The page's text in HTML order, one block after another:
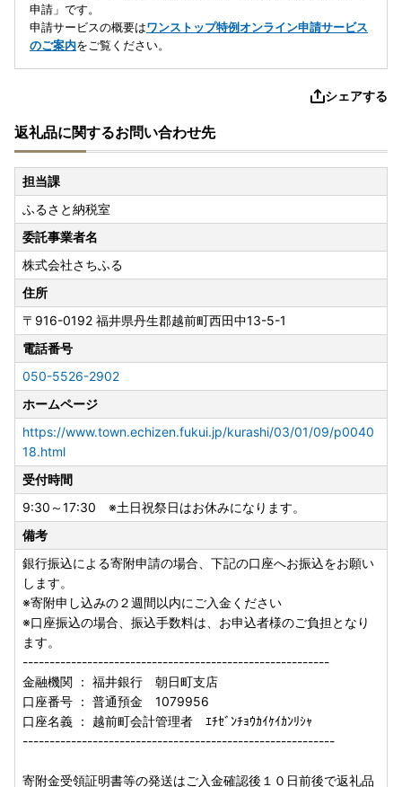
申請」です。
申請サービスの概要はワンストップ特例オンライン申請サービス
のご案内をご覧ください。
シェアする
返礼品に関するお問い合わせ先
担当課
ふるさと納税室
委託事業者名
株式会社さちふる
住所
〒916-0192 福井県丹生郡越前町西田中13-5-1
電話番号
050-5526-2902
ホームページ
https://www.town.echizen.fukui.jp/kurashi/03/01/09/p0040
18.html
受付時間
9:30～17:30 ※土日祝祭日はお休みになります。
備考
銀行振込による寄附申請の場合、下記の口座へお振込をお願い
します。
※寄附申し込みの２週間以内にご入金ください
※口座振込の場合、振込手数料は、お申込者様のご負担となり
ます。
---------------------------------------------------------
金融機関 ： 福井銀行 朝日町支店
口座番号 ： 普通預金 1079956
口座名義 ： 越前町会計管理者 ｴﾁｾﾞﾝﾁｮｳｶｲｹｲｶﾝﾘｼｬ
----------------------------------------------------------
寄附金受領証明書等の発送はご入金確認後１０日前後で返礼品